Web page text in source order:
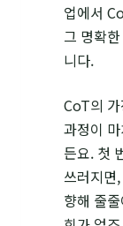
업에서
그 명확
니다.
CoT의
과정이
든요. 첫
쓰러지면
향해 줄